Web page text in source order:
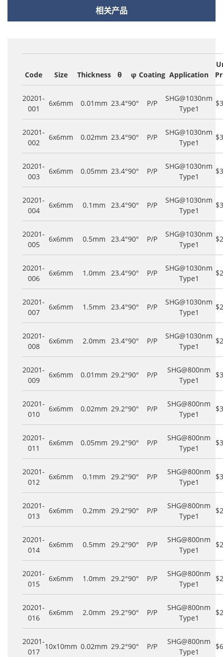
相关产品
Code Size Thickness θ φ Coating Application
20201-
001
6x6mm 0.01mm 23.4°90° P/P
SHG@1030nm
Type1
20201-
002
6x6mm 0.02mm 23.4°90° P/P
SHG@1030nm
Type1
20201-
003
6x6mm 0.05mm 23.4°90° P/P
SHG@1030nm
Type1
20201-
004
6x6mm 0.1mm 23.4°90° P/P
SHG@1030nm
Type1
20201-
005
6x6mm 0.5mm 23.4°90° P/P
SHG@1030nm
Type1
20201-
006
6x6mm 1.0mm 23.4°90° P/P
SHG@1030nm
Type1
20201-
007
6x6mm 1.5mm 23.4°90° P/P
SHG@1030nm
Type1
20201-
008
6x6mm 2.0mm 23.4°90° P/P
SHG@1030nm
Type1
20201-
009
6x6mm 0.01mm 29.2°90° P/P
SHG@800nm
Type1
20201-
010
6x6mm 0.02mm 29.2°90° P/P
SHG@800nm
Type1
20201-
011
6x6mm 0.05mm 29.2°90° P/P
SHG@800nm
Type1
20201-
012
6x6mm 0.1mm 29.2°90° P/P
SHG@800nm
Type1
20201-
013
6x6mm 0.2mm 29.2°90° P/P
SHG@800nm
Type1
20201-
014
6x6mm 0.5mm 29.2°90° P/P
SHG@800nm
Type1
20201-
015
6x6mm 1.0mm 29.2°90° P/P
SHG@800nm
Type1
20201-
016
6x6mm 2.0mm 29.2°90° P/P
SHG@800nm
Type1
20201-
017
10x10mm 0.02mm 29.2°90° P/P
SHG@800nm
Type1